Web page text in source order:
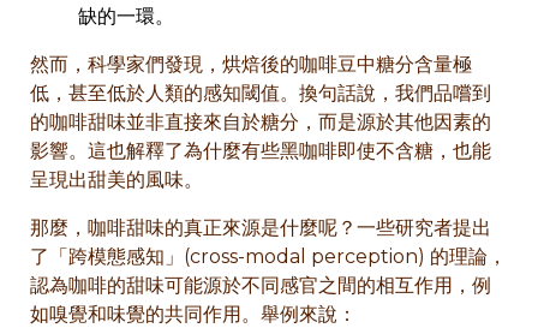
缺的一環。
然而，科學家們發現，烘焙後的咖啡豆中糖分含量極
低，甚至低於人類的感知閾值。換句話說，我們品嚐到
的咖啡甜味並非直接來自於糖分，而是源於其他因素的
影響。這也解釋了為什麼有些黑咖啡即使不含糖，也能
呈現出甜美的風味。
那麼，咖啡甜味的真正來源是什麼呢？一些研究者提出
了「跨模態感知」(cross-modal perception) 的理論，
認為咖啡的甜味可能源於不同感官之間的相互作用，例
如嗅覺和味覺的共同作用。舉例來說：